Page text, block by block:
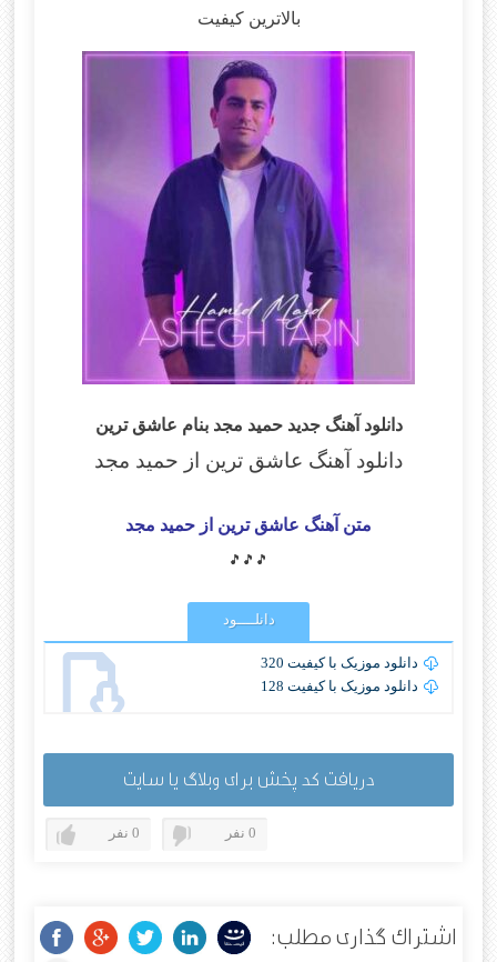
بالاترین کیفیت
دانلود آهنگ جدید حمید مجد بنام عاشق ترین
دانلود آهنگ عاشق ترین از حمید مجد
متن آهنگ عاشق ترین از حمید مجد
🎵🎵🎵
دانلــــود
دانلود موزیک با کیفیت 320
دانلود موزیک با کیفیت 128
دریافت کد پخش برای وبلاگ یا سایت
0 نفر 0 نفر
اشتراک گذاری مطلب: